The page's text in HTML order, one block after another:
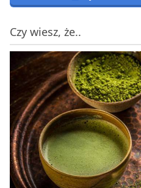
Czy wiesz, że..